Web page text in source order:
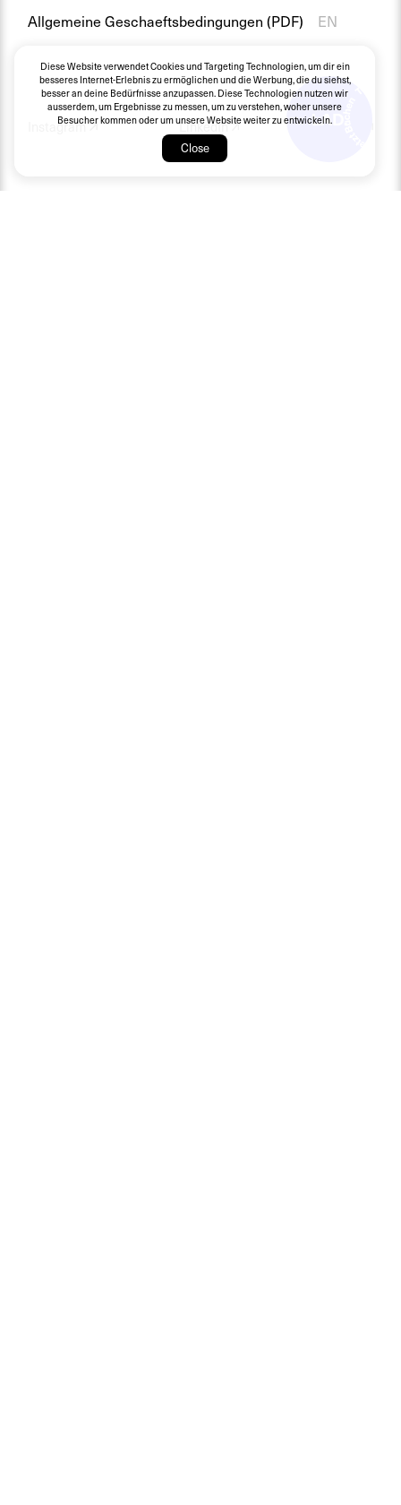
Allgemeine Geschaeftsbedingungen (PDF) EN
Instagram
LinkedIn
LinkedIn
Twitter
Diese Website verwendet Cookies und Targeting Technologien, um dir ein
besseres Internet-Erlebnis zu ermöglichen und die Werbung, die du siehst,
besser an deine Bedürfnisse anzupassen. Diese Technologien nutzen wir
ausserdem, um Ergebnisse zu messen, um zu verstehen, woher unsere
Besucher kommen oder um unsere Website weiter zu entwickeln.
Close